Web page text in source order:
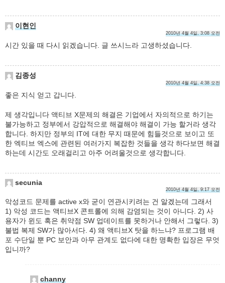
이현인
2010년 4월 4일, 3:08 오전
시간 있을 때 다시 읽겠습니다. 글 쓰시느라 고생하셨습니다.
김종성
2010년 4월 4일, 4:38 오전
좋은 지식 얻고 갑니다.
제 생각입니다 액티브 X문제의 해결은 기업에서 자의적으로 하기는
불가능하고 정부에서 강압적으로 해결해야 해결이 가능 할거라 생각
합니다. 하지만 정부의 IT에 대한 무지 때문에 힘들것으로 보이고 또
한 엑티브 엑스에 관련된 여러가지 복잡한 것들을 생각 하다보면 해결
하는데 시간도 오래걸리고 아주 어려울것으로 생각합니다.
secunia
2010년 4월 4일, 9:17 오전
악성코드 문제를 active x와 굳이 연관시키려는 건 알겠는데 그래서
1) 악성 코드는 액티브X 콘트롤에 의해 감염되는 것이 아니다. 2) 사
용자가 윈도 혹은 취약점 SW 업데이트를 못하거나 안해서 그렇다. 3)
불법 복제 SW가 많아서다. 4) 왜 액티브X 탓을 하느냐? 프로그램 배
포 수단일 뿐 PC 보안과 아무 관계도 없다에 대한 명확한 입장은 무엇
입니까?
channy